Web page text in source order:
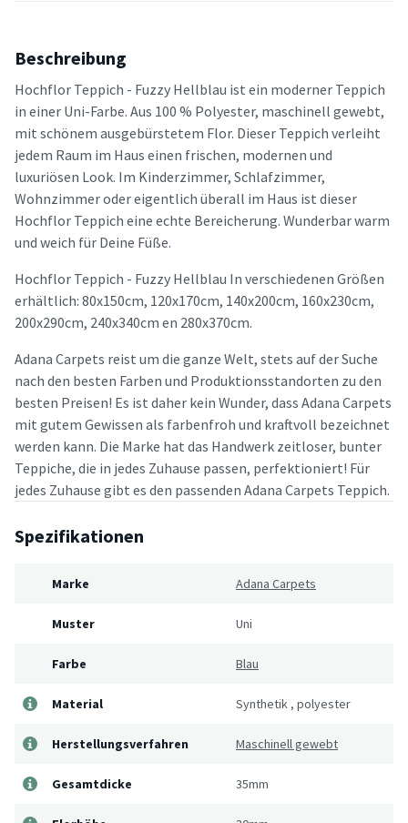
Beschreibung
Hochflor Teppich - Fuzzy Hellblau ist ein moderner Teppich
in einer Uni-Farbe. Aus 100 % Polyester, maschinell gewebt,
mit schönem ausgebürstetem Flor. Dieser Teppich verleiht
jedem Raum im Haus einen frischen, modernen und
luxuriösen Look. Im Kinderzimmer, Schlafzimmer,
Wohnzimmer oder eigentlich überall im Haus ist dieser
Hochflor Teppich eine echte Bereicherung. Wunderbar warm
und weich für Deine Füße.
Hochflor Teppich - Fuzzy Hellblau In verschiedenen Größen
erhältlich: 80x150cm, 120x170cm, 140x200cm, 160x230cm,
200x290cm, 240x340cm en 280x370cm.
Adana Carpets reist um die ganze Welt, stets auf der Suche
nach den besten Farben und Produktionsstandorten zu den
besten Preisen! Es ist daher kein Wunder, dass Adana Carpets
mit gutem Gewissen als farbenfroh und kraftvoll bezeichnet
werden kann. Die Marke hat das Handwerk zeitloser, bunter
Teppiche, die in jedes Zuhause passen, perfektioniert! Für
jedes Zuhause gibt es den passenden Adana Carpets Teppich.
Spezifikationen
Marke Adana Carpets
Muster Uni
Farbe Blau
Material Synthetik , polyester
Herstellungsverfahren Maschinell gewebt
Gesamtdicke 35mm